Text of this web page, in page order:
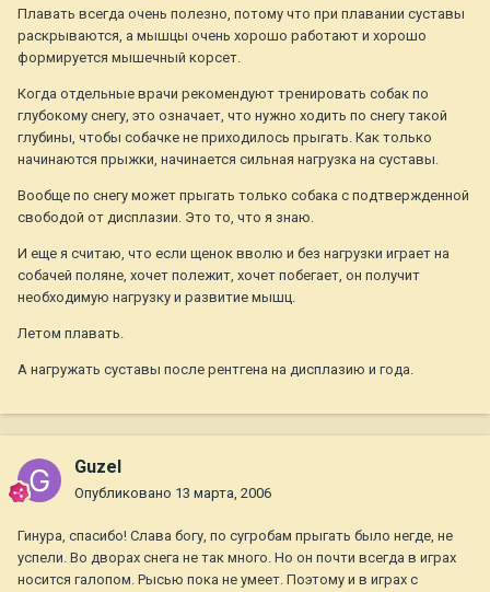
Плавать всегда очень полезно, потому что при плавании суставы
раскрываются, а мышцы очень хорошо работают и хорошо
формируется мышечный корсет.
Когда отдельные врачи рекомендуют тренировать собак по
глубокому снегу, это означает, что нужно ходить по снегу такой
глубины, чтобы собачке не приходилось прыгать. Как только
начинаются прыжки, начинается сильная нагрузка на суставы.
Вообще по снегу может прыгать только собака с подтвержденной
свободой от дисплазии. Это то, что я знаю.
И еще я считаю, что если щенок вволю и без нагрузки играет на
собачей поляне, хочет полежит, хочет побегает, он получит
необходимую нагрузку и развитие мышц.
Летом плавать.
А нагружать суставы после рентгена на дисплазию и года.
Guzel
Опубликовано 13 марта, 2006
Гинура, спасибо! Слава богу, по сугробам прыгать было негде, не
успели. Во дворах снега не так много. Но он почти всегда в играх
носится галопом. Рысью пока не умеет. Поэтому и в играх с